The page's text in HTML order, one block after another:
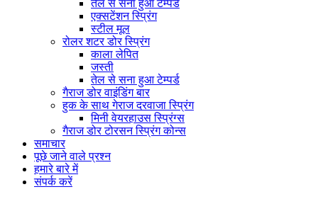
तेल से सना हुआ टेम्पर्ड
एक्सटेंशन स्प्रिंग
स्टील मूल
रोलर शटर डोर स्प्रिंग
काला लेपित
जस्ती
तेल से सना हुआ टेम्पर्ड
गैराज डोर वाइंडिंग बार
हुक के साथ गेराज दरवाजा स्प्रिंग
मिनी वेयरहाउस स्प्रिंग्स
गैराज डोर टोरसन स्प्रिंग कोन्स
समाचार
पूछे जाने वाले प्रश्न
हमारे बारे में
संपर्क करें